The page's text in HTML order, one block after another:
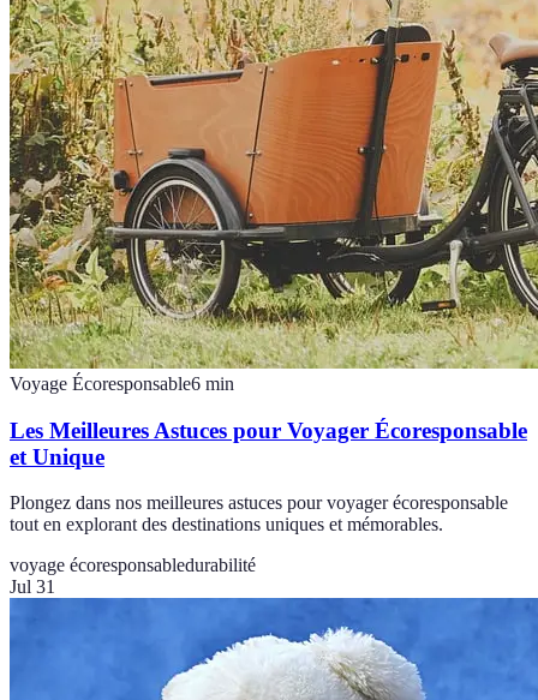
Voyage Écoresponsable6 min
Les Meilleures Astuces pour Voyager Écoresponsable
et Unique
Plongez dans nos meilleures astuces pour voyager écoresponsable
tout en explorant des destinations uniques et mémorables.
voyage écoresponsabledurabilité
Jul 31